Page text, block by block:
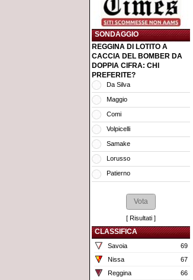
SONDAGGIO
REGGINA DI LOTITO A
CACCIA DEL BOMBER DA
DOPPIA CIFRA: CHI
PREFERITE?
Da Silva
Maggio
Comi
Volpicelli
Samake
Lorusso
Patierno
[ Risultati ]
CLASSIFICA
Savoia
69
Nissa
67
Reggina
66